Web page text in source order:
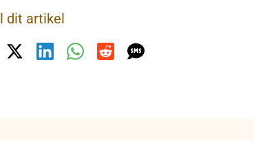
dit artikel